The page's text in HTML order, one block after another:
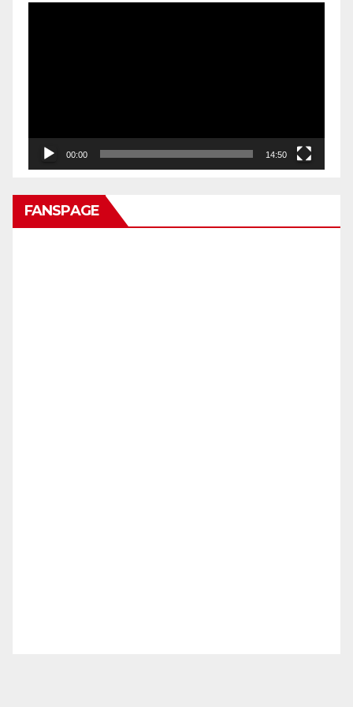
00:00 14:50
FANSPAGE